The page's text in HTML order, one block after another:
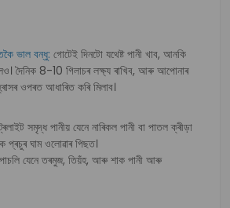
ভাল বন্ধু: গোটেই দিনটো যথেষ্ট পানী খাব, আনকি
দৈনিক 8-10 গিলাচৰ লক্ষ্য ৰাখিব, আৰু আপোনাৰ
ওপৰত আধাৰিত কৰি মিলাব।
সমৃদ্ধ পানীয় যেনে নাৰিকল পানী বা পাতল ক্ৰীড়া
প্ৰচুৰ ঘাম ওলোৱাৰ পিছত।
যেনে তৰমুজ, তিয়ঁহ, আৰু শাক পানী আৰু